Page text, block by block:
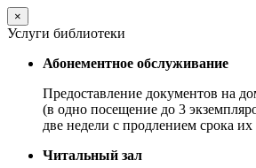
×
Услуги библиотеки
Абонементное обслуживание
Предоставление документов на
(в одно посещение до 3
две недели с продлением срока их
Читальный зал